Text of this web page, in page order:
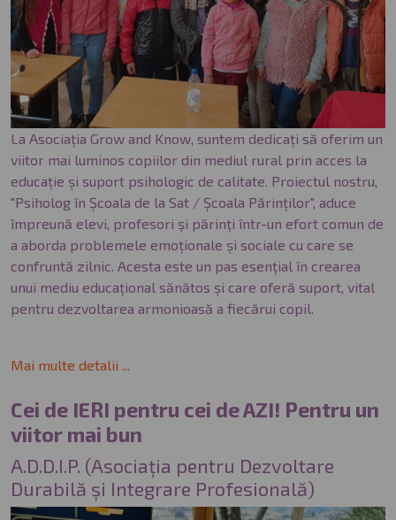
La Asociația Grow and Know, suntem dedicați să oferim un
viitor mai luminos copiilor din mediul rural prin acces la
educație și suport psihologic de calitate. Proiectul nostru,
"Psiholog în Școala de la Sat / Școala Părinților", aduce
împreună elevi, profesori și părinți într-un efort comun de
a aborda problemele emoționale și sociale cu care se
confruntă zilnic. Acesta este un pas esențial în crearea
unui mediu educațional sănătos și care oferă suport, vital
pentru dezvoltarea armonioasă a fiecărui copil.
Mai multe detalii ...
Cei de IERI pentru cei de AZI! Pentru un
viitor mai bun
A.D.D.I.P. (Asociația pentru Dezvoltare
Durabilă și Integrare Profesională)